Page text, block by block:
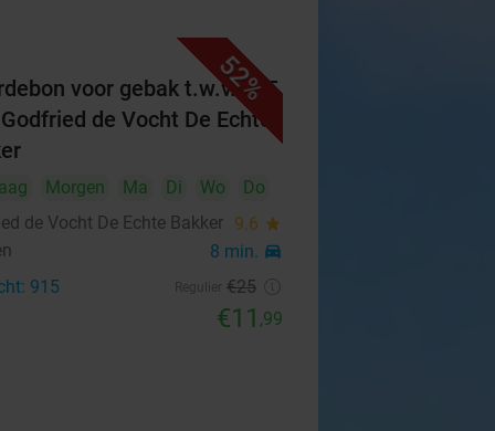
52%
voor gebak t.w.v. €25
de Vocht De Echte
Morgen Ma Di Wo
Do
de Vocht De Echte Bakker 9.6 star
8 min. directions_car
915 €25
€11 ,99